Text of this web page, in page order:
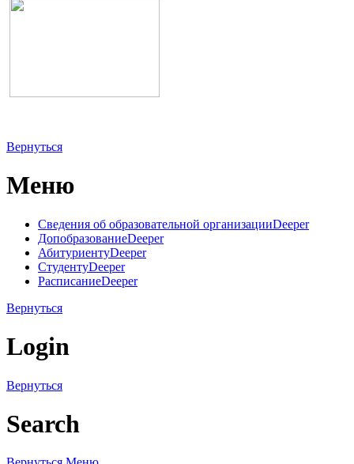
Вернуться
Меню
Сведения об образовательной организацииDeeper
ДопобразованиеDeeper
АбитуриентуDeeper
СтудентуDeeper
РасписаниеDeeper
Вернуться
Login
Вернуться
Search